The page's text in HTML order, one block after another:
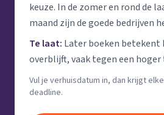
keuze. In de zomer en rond de
maand zijn de goede bedrijven
Te laat: Later boeken betekent
overblijft, vaak tegen een hoger
Vul je verhuisdatum in, dan krijgt
deadline.